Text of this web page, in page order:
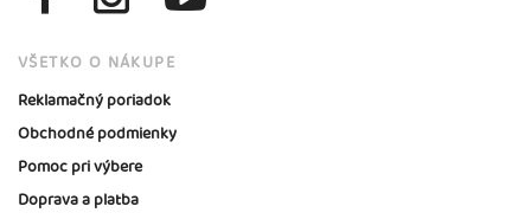
VŠETKO O NÁKUPE
Reklamačný poriadok
Obchodné podmienky
Pomoc pri výbere
Doprava a platba